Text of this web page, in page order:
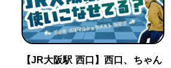
【JR大阪駅 西口】西口、ちゃん